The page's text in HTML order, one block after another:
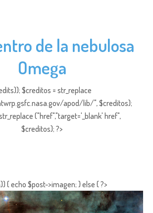
de la nebulosa
Omega
$creditos = str_replace
apod/lib/", $creditos);
("href","target='_blank' href",
$creditos); ?>
{ echo $post->imagen; } else { ?>